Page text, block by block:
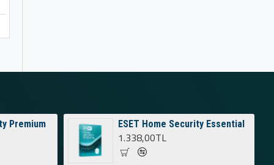
Premium ESET Home Security Essential
1.338,00TL